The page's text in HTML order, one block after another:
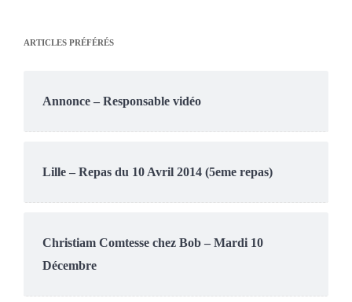
ARTICLES PRÉFÉRÉS
Annonce – Responsable vidéo
Lille – Repas du 10 Avril 2014 (5eme repas)
Christiam Comtesse chez Bob – Mardi 10
Décembre